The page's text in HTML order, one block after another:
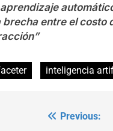
entre el
inteligencia
Previous: